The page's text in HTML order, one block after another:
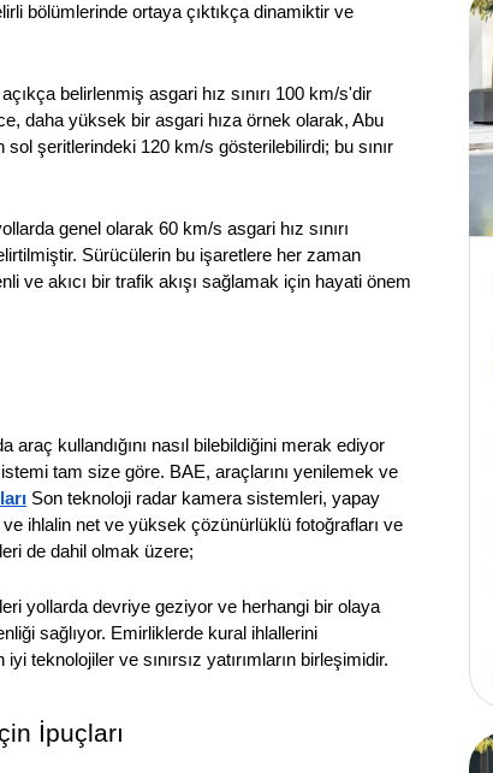
bölümlerinde ortaya çıktıkça dinamiktir ve
belirlenmiş asgari hız sınırı 100 km/s'dir
daha yüksek bir asgari hıza örnek olarak, Abu
şeritlerindeki 120 km/s gösterilebilirdi; bu sınır
genel olarak 60 km/s asgari hız sınırı
Sürücülerin bu işaretlere her zaman
ve akıcı bir trafik akışı sağlamak için hayati önem
araç kullandığını nasıl bilebildiğini merak ediyor
tam size göre. BAE, araçlarını yenilemek ve
Son teknoloji radar kamera sistemleri, yapay
ihlalin net ve yüksek çözünürlüklü fotoğrafları ve
de dahil olmak üzere;
yollarda devriye geziyor ve herhangi bir olaya
sağlıyor. Emirliklerde kural ihlallerini
teknolojiler ve sınırsız yatırımların birleşimidir.
İpuçları